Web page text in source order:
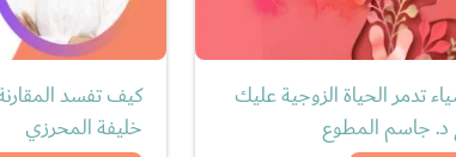
تدمر الحياة الزوجية عليك
د. جاسم المطوع
كيف تفسد
خليفة المحرزي